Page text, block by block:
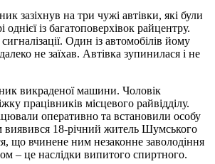
зазіхнув на три чужі автівки, які були
однієї із багатоповерхівок райцентру.
Один із автомобілів йому
не заїхав. Автівка зупинилася і не
викраденої машини. Чоловік
працівників місцевого райвідділу.
оперативно та встановили особу
18-річний житель Шумського
що вчинене ним незаконне заволодіння
– це наслідки випитого спиртного.